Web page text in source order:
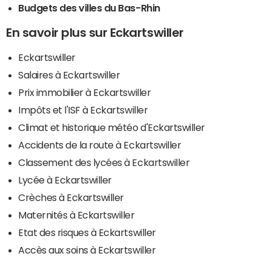
Budgets des villes du Bas-Rhin
En savoir plus sur Eckartswiller
Eckartswiller
Salaires à Eckartswiller
Prix immobilier à Eckartswiller
Impôts et l'ISF à Eckartswiller
Climat et historique météo d'Eckartswiller
Accidents de la route à Eckartswiller
Classement des lycées à Eckartswiller
Lycée à Eckartswiller
Crèches à Eckartswiller
Maternités à Eckartswiller
Etat des risques à Eckartswiller
Accès aux soins à Eckartswiller